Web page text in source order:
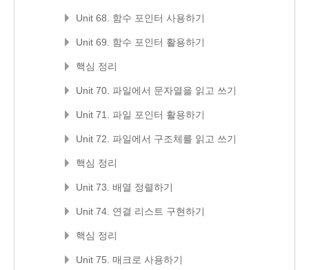
Unit 68. 함수 포인터 사용하기
Unit 69. 함수 포인터 활용하기
핵심 정리
Unit 70. 파일에서 문자열을 읽고 쓰기
Unit 71. 파일 포인터 활용하기
Unit 72. 파일에서 구조체를 읽고 쓰기
핵심 정리
Unit 73. 배열 정렬하기
Unit 74. 연결 리스트 구현하기
핵심 정리
Unit 75. 매크로 사용하기